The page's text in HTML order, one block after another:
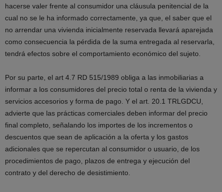
hacerse valer frente al consumidor una cláusula penitencial de la
cual no se le ha informado correctamente, ya que, el saber que el
no arrendar una vivienda inicialmente reservada llevará aparejada
como consecuencia la pérdida de la suma entregada al reservarla,
tendrá efectos sobre el comportamiento económico del sujeto.
Por su parte, el art 4.7 RD 515/1989 obliga a las inmobiliarias a
informar a los consumidores del precio total o renta de la vivienda y
servicios accesorios y forma de pago. Y el art. 20.1 TRLGDCU,
advierte que las prácticas comerciales deben informar del precio
final completo, señalando los importes de los incrementos o
descuentos que sean de aplicación a la oferta y los gastos
adicionales que se repercutan al consumidor o usuario, de los
procedimientos de pago, plazos de entrega y ejecución del
contrato y del derecho de desistimiento.